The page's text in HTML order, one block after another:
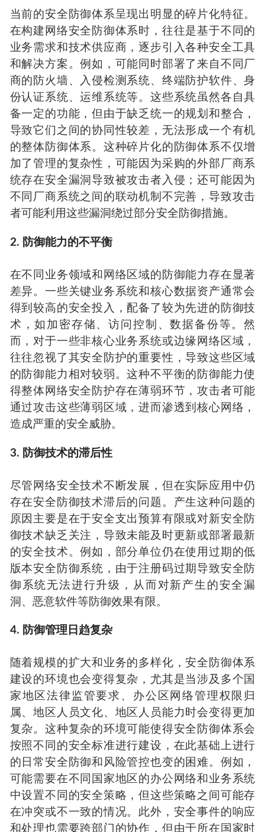
当前的安全防御体系呈现出明显的碎片化特征。
在构建网络安全防御体系时，往往是基于不同的
业务需求和技术供应商，逐步引入各种安全工具
和解决方案。例如，可能同时部署了来自不同厂
商的防火墙、入侵检测系统、终端防护软件、身
份认证系统、运维系统等。这些系统虽然各自具
备一定的功能，但由于缺乏统一的规划和整合，
导致它们之间的协同性较差，无法形成一个有机
的整体防御体系。这种碎片化的防御体系不仅增
加了管理的复杂性，可能因为采购的外部厂商系
统存在安全漏洞导致被攻击者入侵；还可能因为
不同厂商系统之间的联动机制不完善，导致攻击
者可能利用这些漏洞绕过部分安全防御措施。
2. 防御能力的不平衡
在不同业务领域和网络区域的防御能力存在显著
差异。一些关键业务系统和核心数据资产通常会
得到较高的安全投入，配备了较为先进的防御技
术，如加密存储、访问控制、数据备份等。然
而，对于一些非核心业务系统或边缘网络区域，
往往忽视了其安全防护的重要性，导致这些区域
的防御能力相对较弱。这种不平衡的防御能力使
得整体网络安全防护存在薄弱环节，攻击者可能
通过攻击这些薄弱区域，进而渗透到核心网络，
造成严重的安全威胁。
3. 防御技术的滞后性
尽管网络安全技术不断发展，但在实际应用中仍
存在安全防御技术滞后的问题。产生这种问题的
原因主要是在于安全支出预算有限或对新安全防
御技术缺乏关注，导致未能及时更新或部署最新
的安全技术。例如，部分单位仍在使用过期的低
版本安全防御系统，由于注册码过期导致安全防
御系统无法进行升级，从而对新产生的安全漏
洞、恶意软件等防御效果有限。
4. 防御管理日趋复杂
随着规模的扩大和业务的多样化，安全防御体系
建设的环境也会变得复杂，尤其是当涉及多个国
家地区法律监管要求、办公区网络管理权限归
属、地区人员文化、地区人员能力时会变得更加
复杂。这种复杂的环境可能使得安全防御体系会
按照不同的安全标准进行建设，在此基础上进行
的日常安全防御和风险管控也变的困难。例如，
可能需要在不同国家地区的办公网络和业务系统
中设置不同的安全策略，但这些策略之间可能存
在冲突或不一致的情况。此外，安全事件的响应
和处理也需要跨部门的协作，但由于所在国家时